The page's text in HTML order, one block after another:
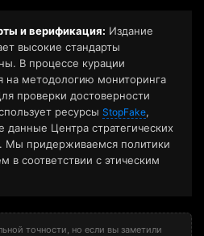
и верификация: Издание
высокие стандарты
В процессе курации
на методологию мониторинга
проверки достоверности
ресурсы StopFake,
данные Центра стратегических
Мы придерживаемся политики
в соответствии с этическим
точности, но если вы заметили